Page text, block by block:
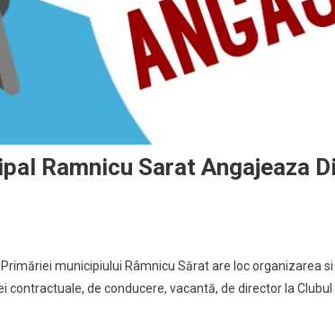
Ramnicu Sarat Angajeaza
municipiului Râmnicu Sărat are loc organizarea
de conducere, vacantă, de director la